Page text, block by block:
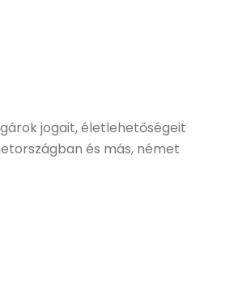
jogait, életlehetőségeit
és más, német